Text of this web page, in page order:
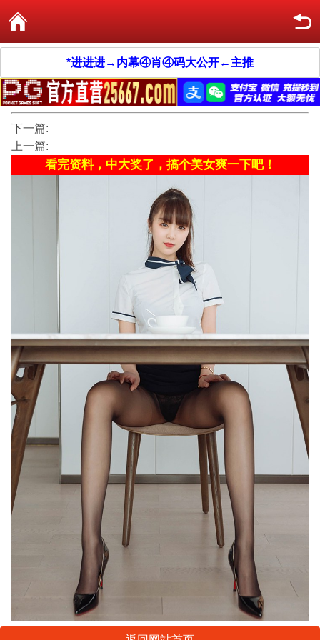
*进进进→内幕④肖④码大公开←主推
下一篇:
上一篇:
看完资料，中大奖了，搞个美女爽一下吧！